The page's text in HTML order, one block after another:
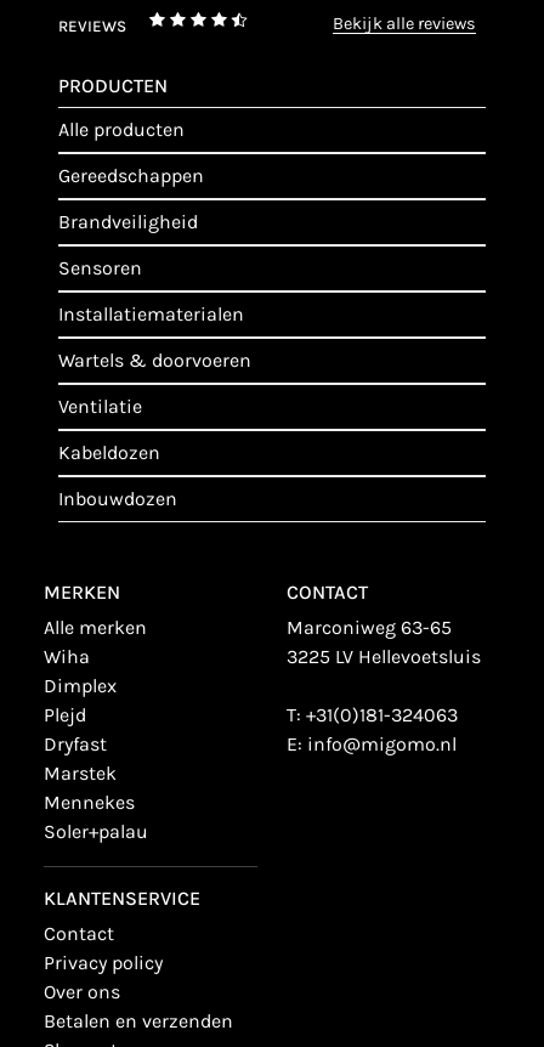
REVIEWS bekijk alle reviews
PRODUCTEN
alle producten
gereedschappen
brandveiligheid
sensoren
installatiematerialen
wartels & doorvoeren
ventilatie
kabeldozen
inbouwdozen
MERKEN
alle merken
wiha
dimplex
plejd
dryfast
marstek
mennekes
soler+palau
KLANTENSERVICE
contact
privacy policy
over ons
betalen en verzenden
CONTACT
Marconiweg 63-65
3225 LV Hellevoetsluis
T: +31(0)181-324063
E: info@migomo.nl